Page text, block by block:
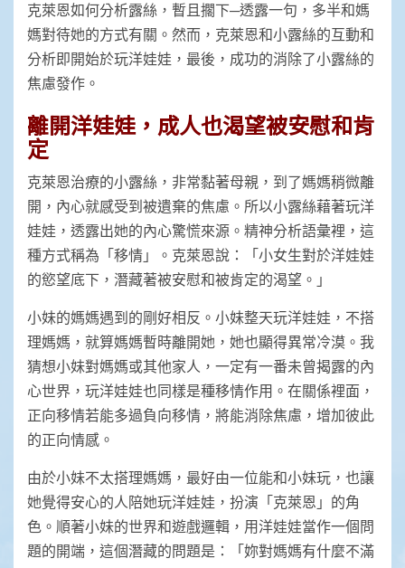
克萊恩如何分析露絲，暫且擱下─透露一句，多半和媽
媽對待她的方式有關。然而，克萊恩和小露絲的互動和
分析即開始於玩洋娃娃，最後，成功的消除了小露絲的
焦慮發作。
離開洋娃娃，成人也渴望被安慰和肯
定
克萊恩治療的小露絲，非常黏著母親，到了媽媽稍微離
開，內心就感受到被遺棄的焦慮。所以小露絲藉著玩洋
娃娃，透露出她的內心驚慌來源。精神分析語彙裡，這
種方式稱為「移情」。克萊恩說：「小女生對於洋娃娃
的慾望底下，潛藏著被安慰和被肯定的渴望。」
小妹的媽媽遇到的剛好相反。小妹整天玩洋娃娃，不搭
理媽媽，就算媽媽暫時離開她，她也顯得異常冷漠。我
猜想小妹對媽媽或其他家人，一定有一番未曾揭露的內
心世界，玩洋娃娃也同樣是種移情作用。在關係裡面，
正向移情若能多過負向移情，將能消除焦慮，增加彼此
的正向情感。
由於小妹不太搭理媽媽，最好由一位能和小妹玩，也讓
她覺得安心的人陪她玩洋娃娃，扮演「克萊恩」的角
色。順著小妹的世界和遊戲邏輯，用洋娃娃當作一個問
題的開端，這個潛藏的問題是：「妳對媽媽有什麼不滿